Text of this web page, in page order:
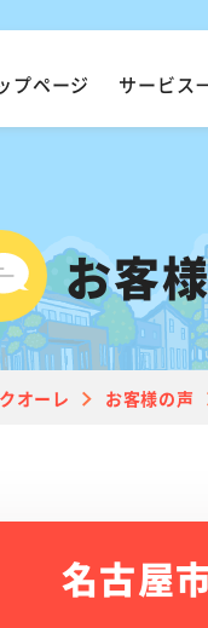
プページ サービス
お客
オーレ お客様の声
名古屋